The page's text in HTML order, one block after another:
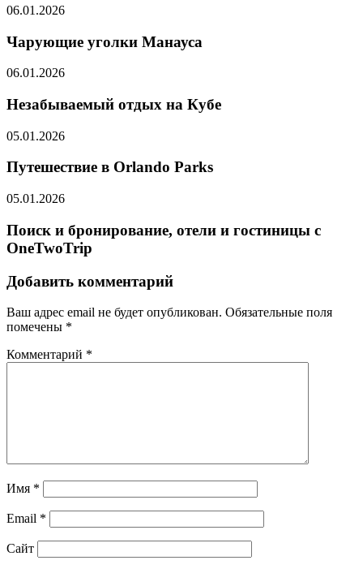
06.01.2026
Чарующие уголки Манауса
06.01.2026
Незабываемый отдых на Кубе
05.01.2026
Путешествие в Orlando Parks
05.01.2026
Поиск и бронирование, отели и гостиницы с
OneTwoTrip
Добавить комментарий
Ваш адрес email не будет опубликован. Обязательные поля
помечены *
Комментарий *
Имя *
Email *
Сайт